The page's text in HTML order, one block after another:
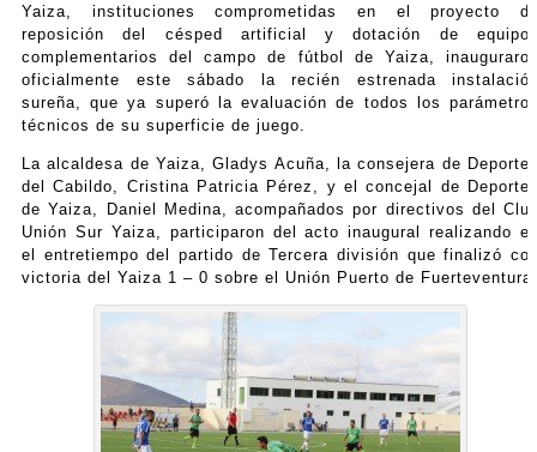
Yaiza, instituciones comprometidas en el proyecto
reposición del césped artificial y dotación de
complementarios del campo de fútbol de Yaiza,
oficialmente este sábado la recién estrenada
sureña, que ya superó la evaluación de todos los
técnicos de su superficie de juego.
La alcaldesa de Yaiza, Gladys Acuña, la consejera de
del Cabildo, Cristina Patricia Pérez, y el concejal de
de Yaiza, Daniel Medina, acompañados por directivos del
Unión Sur Yaiza, participaron del acto inaugural realizando
el entretiempo del partido de Tercera división que finalizó
victoria del Yaiza 1 – 0 sobre el Unión Puerto de Fuerteventura.